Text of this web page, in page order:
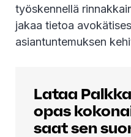
työskennellä
jakaa tietoa
asiantuntemuksen
Lataa
opas
saat sen